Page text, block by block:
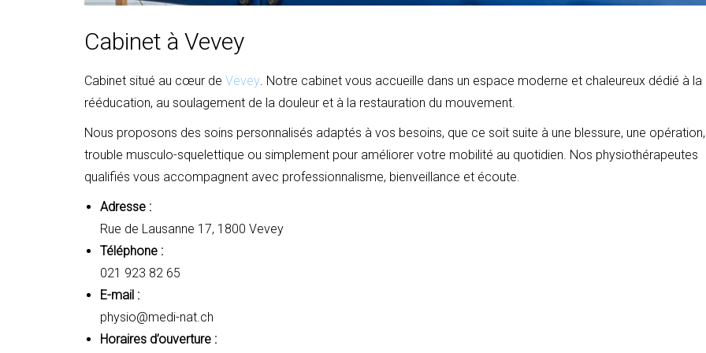
Cabinet à Vevey
Cabinet situé au cœur de Vevey. Notre cabinet vous accueille dans un espace moderne et chaleureux dédié à la
rééducation, au soulagement de la douleur et à la restauration du mouvement.
Nous proposons des soins personnalisés adaptés à vos besoins, que ce soit suite à une blessure, une
trouble musculo-squelettique ou simplement pour améliorer votre mobilité au quotidien. Nos physiothérapeutes
qualifiés vous accompagnent avec professionnalisme, bienveillance et écoute.
Adresse :
Rue de Lausanne 17, 1800 Vevey
Téléphone :
021 923 82 65
E-mail :
physio@medi-nat.ch
Horaires d’ouverture :